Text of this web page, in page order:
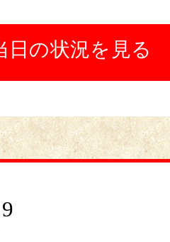
日の状況を見る